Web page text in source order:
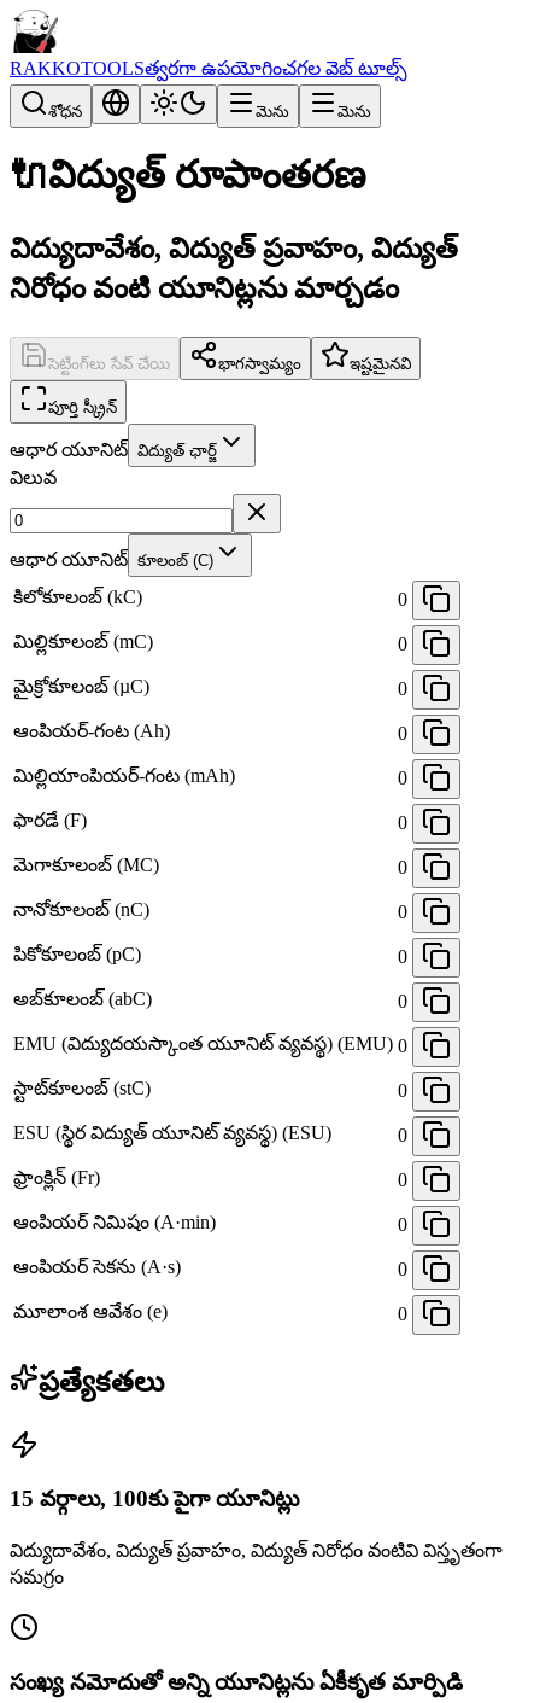
RAKKOTOOLSత్వరగా ఉపయోగించగల వెబ్ టూల్స్
శోధన మెను మెను
🔌విద్యుత్ రూపాంతరణ
విద్యుదావేశం, విద్యుత్ ప్రవాహం, విద్యుత్
నిరోధం వంటి యూనిట్లను మార్చడం
సెట్టింగ్‌లు సేవ్ చేయి భాగస్వామ్యం ఇష్టమైనవి
పూర్తి స్క్రీన్
ఆధార యూనిట్ విద్యుత్ ఛార్జ్
విలువ
ఆధార యూనిట్ కూలంబ్ (C)
కిలోకూలంబ్ (kC) 0
మిల్లికూలంబ్ (mC) 0
మైక్రోకూలంబ్ (µC) 0
ఆంపియర్-గంట (Ah) 0
మిల్లియాంపియర్-గంట (mAh) 0
ఫారడే (F) 0
మెగాకూలంబ్ (MC) 0
నానోకూలంబ్ (nC) 0
పికోకూలంబ్ (pC) 0
అబ్‌కూలంబ్ (abC) 0
EMU (విద్యుదయస్కాంత యూనిట్ వ్యవస్థ) (EMU) 0
స్టాట్‌కూలంబ్ (stC) 0
ESU (స్థిర విద్యుత్ యూనిట్ వ్యవస్థ) (ESU) 0
ఫ్రాంక్లిన్ (Fr) 0
ఆంపియర్ నిమిషం (A·min) 0
ఆంపియర్ సెకను (A·s) 0
మూలాంశ ఆవేశం (e) 0
ప్రత్యేకతలు
15 వర్గాలు, 100కు పైగా యూనిట్లు
విద్యుదావేశం, విద్యుత్ ప్రవాహం, విద్యుత్ నిరోధం వంటివి విస్తృతంగా
సమగ్రం
సంఖ్య నమోదుతో అన్ని యూనిట్లను ఏకీకృత మార్పిడి